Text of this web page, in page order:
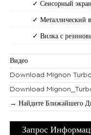
✓ Сенсорный
✓ Металлический
✓ Вилка с
Видео
Download Mignon
Download
→ Найдите Ближайшего
Запрос